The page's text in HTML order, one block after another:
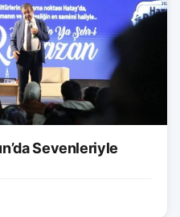
Sevenleriyle